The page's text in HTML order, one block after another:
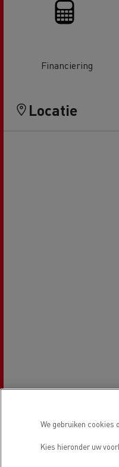
Financiering
Locatie
We gebruiken cookies
Kies hieronder uw